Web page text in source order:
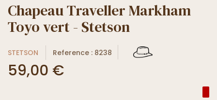
Chapeau Traveller Markham
Toyo vert - Stetson
STETSON Reference : 8238
59,00 €